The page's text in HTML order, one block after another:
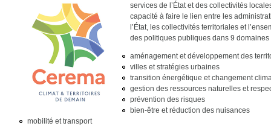
services de l’État et des collectivités
capacité à faire le lien entre les
l’État, les collectivités territoriales et
des politiques publiques dans 9 domaines
aménagement et développement des
villes et stratégies urbaines
transition énergétique et changement
gestion des ressources naturelles et
prévention des risques
bien-être et réduction des nuisances
mobilité et transport